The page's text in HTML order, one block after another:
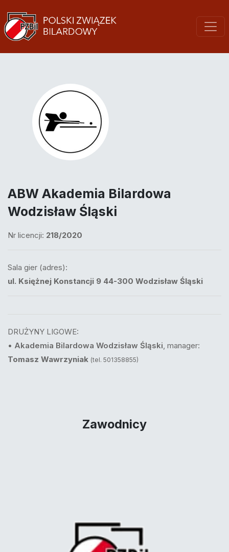
ABW Akademia Bilardowa
Wodzisław Śląski
Nr licencji: 218/2020
Sala gier (adres):
ul. Księżnej Konstancji 9 44-300 Wodzisław Śląski
DRUŻYNY LIGOWE:
• Akademia Bilardowa Wodzisław Śląski, manager:
Tomasz Wawrzyniak (tel. 501358855)
Zawodnicy